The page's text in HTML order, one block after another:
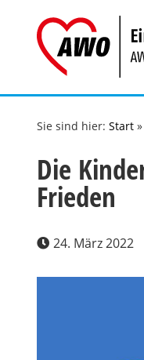
springen
Sie sind hier: Start »
Die
Frieden
24. März 2022